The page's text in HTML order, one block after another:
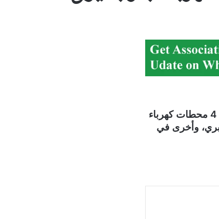
أفادت “الوكالة الوطنية للاعلام” بأن مجهولين أقدموا على سرقة أسلاك من 4 محطات كهرباء
بري، وأخرى في